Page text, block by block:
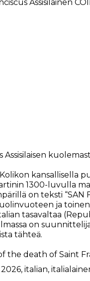
Assisilaisen
Kolikon kansallisella
1300-luvulla
on teksti “SAN
ja
tasavaltaa
on
tähteä.
the death of Saint
2026, italian,